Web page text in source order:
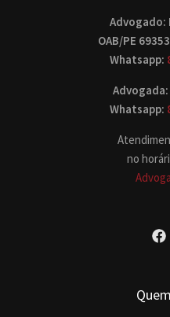
Advogado:
OAB/PE
Whatsapp:
Whatsapp:
no